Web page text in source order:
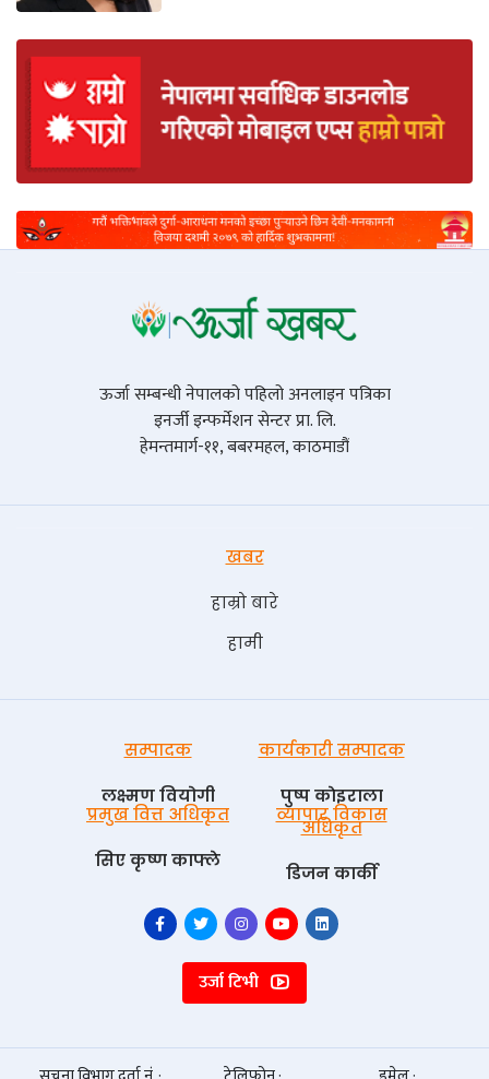
ऊर्जा सम्बन्धी नेपालको पहिलो अनलाइन पत्रिका
इनर्जी इन्फर्मेशन सेन्टर प्रा. लि.
हेमन्तमार्ग-११, बबरमहल, काठमाडौं
खबर
हाम्रो बारे
हामी
सम्पादक
लक्ष्मण वियोगी
कार्यकारी सम्पादक
पुष्प काेइराला
प्रमुख वित्त अधिकृत
सिए कृष्ण काफ्ले
व्यापार विकास
अधिकृत
डिजन कार्की
उर्जा टिभी